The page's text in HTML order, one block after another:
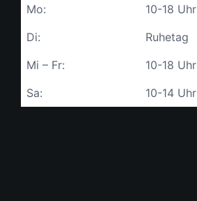
Mo:
10-18 Uhr
Di:
Ruhetag
Mi – Fr:
10-18 Uhr
Sa:
10-14 Uhr